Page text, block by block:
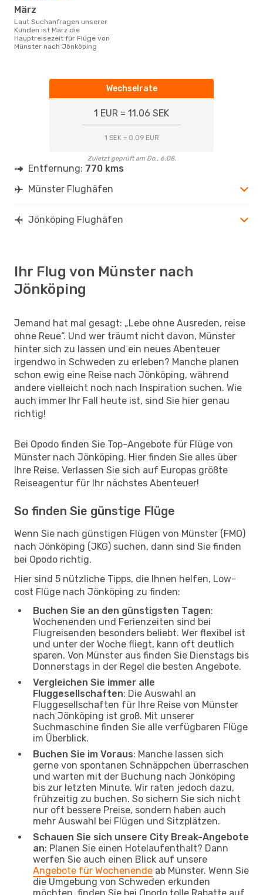
März
Laut Suchanfragen unserer
Kunden ist März die
Hauptreisezeit für Flüge von
Münster nach Jönköping
Wechselrate
1 EUR = 11.06 SEK
1 SEK = 0.09 EUR
Zuletzt geprüft am Do., 6.08.
Entfernung: 770 kms
Münster Flughäfen
Jönköping Flughäfen
Ihr Flug von Münster nach
Jönköping
Jemand hat mal gesagt: „Lebe ohne Ausreden, reise
ohne Reue“. Und wer träumt nicht davon, Münster
hinter sich zu lassen und ein neues Abenteuer
irgendwo in Schweden zu erleben? Manche planen
schon ewig eine Reise nach Jönköping, während
andere vielleicht noch nach Inspiration suchen. Wie
auch immer Ihr Fall heute ist, sind Sie hier genau
richtig!
Bei Opodo finden Sie Top-Angebote für Flüge von
Münster nach Jönköping. Hier finden Sie alles über
Ihre Reise. Verlassen Sie sich auf Europas größte
Reiseagentur für Ihr nächstes Abenteuer!
So finden Sie günstige Flüge
Wenn Sie nach günstigen Flügen von Münster (FMO)
nach Jönköping (JKG) suchen, dann sind Sie finden
bei Opodo richtig.
Hier sind 5 nützliche Tipps, die Ihnen helfen, Low-
cost Flüge nach Jönköping zu finden:
Buchen Sie an den günstigsten Tagen:
Wochenenden und Ferienzeiten sind bei
Flugreisenden besonders beliebt. Wer flexibel ist
und unter der Woche fliegt, kann oft deutlich
sparen. Von Münster aus finden Sie Dienstags bis
Donnerstags in der Regel die besten Angebote.
Vergleichen Sie immer alle
Fluggesellschaften: Die Auswahl an
Fluggesellschaften für Ihre Reise von Münster
nach Jönköping ist groß. Mit unserer
Suchmaschine finden Sie alle verfügbaren Flüge
im Überblick.
Buchen Sie im Voraus: Manche lassen sich
gerne von spontanen Schnäppchen überraschen
und warten mit der Buchung nach Jönköping
bis zur letzten Minute. Wir raten jedoch dazu,
frühzeitig zu buchen. So sichern Sie sich nicht
nur oft bessere Preise, sondern haben auch
mehr Auswahl bei Flügen und Sitzplätzen.
Schauen Sie sich unsere City Break-Angebote
an: Planen Sie einen Hotelaufenthalt? Dann
werfen Sie auch einen Blick auf unsere
Angebote für Wochenende ab Münster. Wenn Sie
die Umgebung von Schweden erkunden